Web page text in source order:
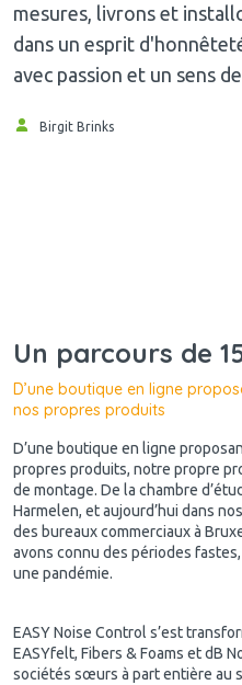
mesures, livrons et
dans un esprit
avec passion et un sens
Birgit Brinks
Un parcours de
D’une boutique en ligne
nos propres produits
D’une boutique en ligne
propres produits, notre propre
de montage. De la chambre
Harmelen, et aujourd’hui dans
des bureaux commerciaux à
avons connu des périodes
une pandémie.
EASY Noise Control s’est
EASYfelt, Fibers & Foams et dB
sociétés sœurs à part entière au